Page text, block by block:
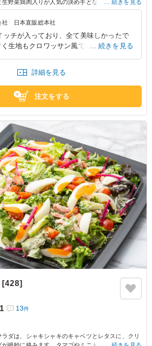
生野菜鶏肉入りが人気の決め手となっているサンド
続きを見る
社 日本直販総本社
ッチが入っており、全て美味しかったで
生地もクロワッサン風で飽きません。
大阪府大阪市中央区今橋2024/04/29
続きを見る
詳細を見る
注文をする
[428]
13件
ダは、シャキシャキのキャベツとレタスに、クリ